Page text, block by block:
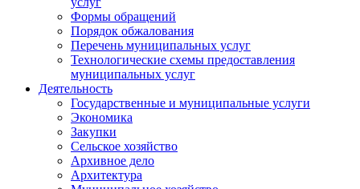
Формы обращений
Порядок обжалования
Перечень муниципальных услуг
Технологические схемы предоставления
муниципальных услуг
Деятельность
Государственные и муниципальные услуги
Экономика
Закупки
Сельское хозяйство
Архивное дело
Архитектура